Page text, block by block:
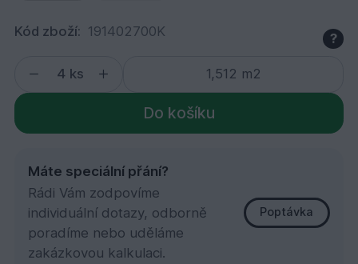
Kód zboží: 191402700K ?
ks
Do košíku
Máte speciální přání?
Rádi Vám zodpovíme
individuální dotazy, odborně
poradíme nebo uděláme
zakázkovou kalkulaci.
Poptávka